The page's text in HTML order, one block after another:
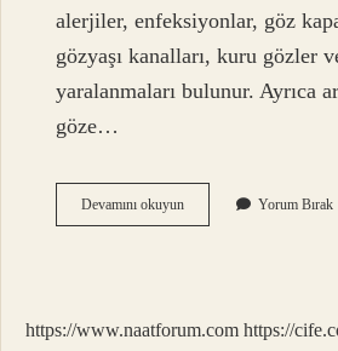
alerjiler, enfeksiyonlar, göz
gözyaşı kanalları, kuru gözler
yaralanmaları bulunur. Ayrıca
göze…
Devamını okuyunIki
Gözü
Yorum Bırak
https://www.naatforum.com https://